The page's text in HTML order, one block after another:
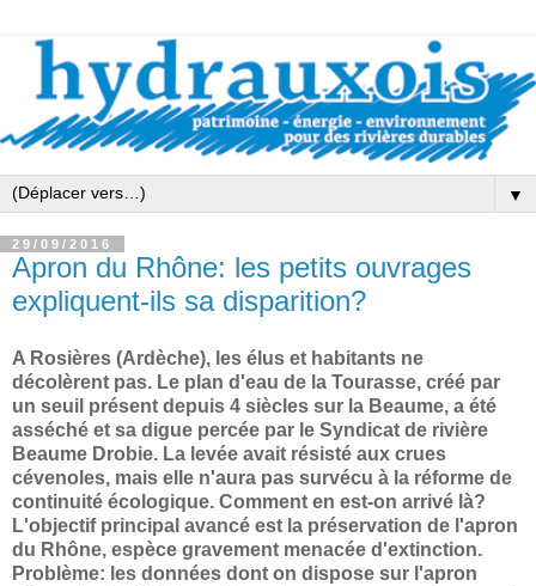
▼
29/09/2016
Apron du Rhône: les petits ouvrages
expliquent-ils sa disparition?
A Rosières (Ardèche), les élus et habitants ne
décolèrent pas. Le plan d'eau de la Tourasse, créé par
un seuil présent depuis 4 siècles sur la Beaume, a été
asséché et sa digue percée par le Syndicat de rivière
Beaume Drobie. La levée avait résisté aux crues
cévenoles, mais elle n'aura pas survécu à la réforme de
continuité écologique. Comment en est-on arrivé là?
L'objectif principal avancé est la préservation de l'apron
du Rhône, espèce gravement menacée d'extinction.
Problème: les données dont on dispose sur l'apron